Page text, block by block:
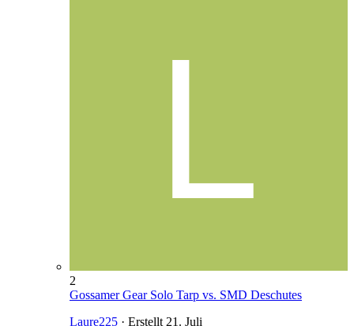
2
Gossamer Gear Solo Tarp vs. SMD Deschutes
Laure225 · Erstellt21. Juli